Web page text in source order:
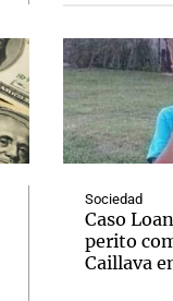
Sociedad
Caso
perito
Caillava